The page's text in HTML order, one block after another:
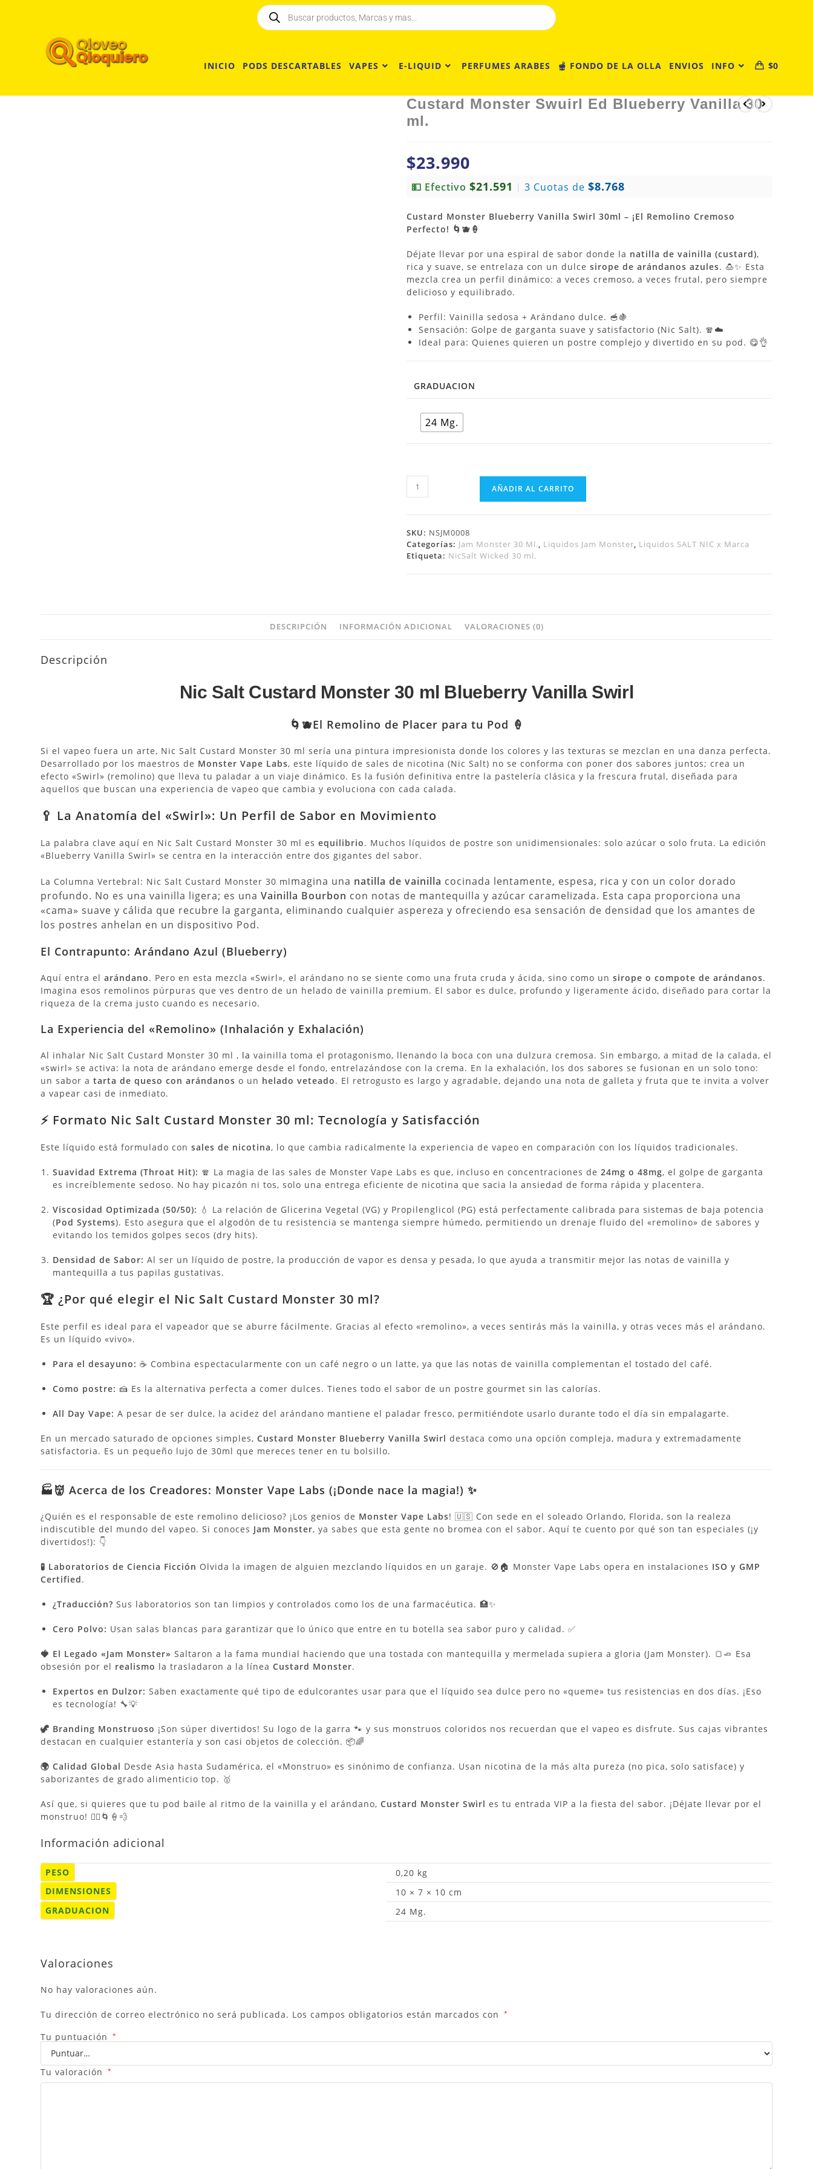
INICIO PODS DESCARTABLES VAPES E-LIQUID PERFUMES ARABES 🫕 FONDO DE LA OLLA ENVIOS INFO $0
Custard Monster Swuirl Ed Blueberry Vanilla 30
ml.
$23.990
💵 Efectivo $21.591 | 3 Cuotas de $8.768
Custard Monster Blueberry Vanilla Swirl 30ml – ¡El Remolino Cremoso
Perfecto! 🌀🫐🍦
Déjate llevar por una espiral de sabor donde la natilla de vainilla (custard),
rica y suave, se entrelaza con un dulce sirope de arándanos azules. 🍮✨ Esta
mezcla crea un perfil dinámico: a veces cremoso, a veces frutal, pero siempre
delicioso y equilibrado.
Perfil: Vainilla sedosa + Arándano dulce. 🥣🍇
Sensación: Golpe de garganta suave y satisfactorio (Nic Salt). 🧣☁️
Ideal para: Quienes quieren un postre complejo y divertido en su pod. 😋👌
GRADUACION
24 Mg.
AÑADIR AL CARRITO
SKU: NSJM0008
Categorías: Jam Monster 30 Ml., Liquidos Jam Monster, Liquidos SALT NIC x Marca
Etiqueta: NicSalt Wicked 30 ml.
DESCRIPCIÓN INFORMACIÓN ADICIONAL VALORACIONES (0)
Descripción
Nic Salt Custard Monster 30 ml Blueberry Vanilla Swirl
🌀🫐El Remolino de Placer para tu Pod 🍦
Si el vapeo fuera un arte, Nic Salt Custard Monster 30 ml sería una pintura impresionista donde los colores y las texturas se mezclan en una danza perfecta.
Desarrollado por los maestros de Monster Vape Labs, este líquido de sales de nicotina (Nic Salt) no se conforma con poner dos sabores juntos; crea un
efecto «Swirl» (remolino) que lleva tu paladar a un viaje dinámico. Es la fusión definitiva entre la pastelería clásica y la frescura frutal, diseñada para
aquellos que buscan una experiencia de vapeo que cambia y evoluciona con cada calada.
🥄 LaAnatomía del «Swirl»: Un Perfil de Sabor en Movimiento
La palabra clave aquí en Nic Salt Custard Monster 30 ml esequilibrio. Muchos líquidos de postre son unidimensionales: solo azúcar o solo fruta. La edición
«Blueberry Vanilla Swirl» se centra en la interacción entre dos gigantes del sabor.
La Columna Vertebral: Nic Salt Custard Monster 30 mlmagina una natilla de vainilla cocinada lentamente, espesa, rica y con un color dorado
profundo. No es una vainilla ligera; es unaVainilla Bourbon con notas de mantequilla y azúcar caramelizada. Esta capa proporciona una
«cama» suave y cálida que recubre la garganta, eliminando cualquier aspereza y ofreciendo esa sensación de densidad que los amantes de
los postres anhelan en un dispositivo Pod.
El Contrapunto: Arándano Azul (Blueberry)
Aquí entra elarándano. Pero en esta mezcla «Swirl», el arándano no se siente como una fruta cruda y ácida, sino como unsirope o compote de arándanos.
Imagina esos remolinos púrpuras que ves dentro de un helado de vainilla premium. El sabor es dulce, profundo y ligeramente ácido, diseñado para cortar la
riqueza de la crema justo cuando es necesario.
La Experiencia del «Remolino» (Inhalación y Exhalación)
Al inhalar Nic Salt Custard Monster 30 ml , la vainilla toma el protagonismo, llenando la boca con una dulzura cremosa. Sin embargo, a mitad de la calada, el
«swirl» se activa: la nota de arándano emerge desde el fondo, entrelazándose con la crema. En la exhalación, los dos sabores se fusionan en un solo tono:
un sabor atarta de queso con arándanos o un helado veteado. El retrogusto es largo y agradable, dejando una nota de galleta y fruta que te invita a volver
a vapear casi de inmediato.
⚡ Formato Nic Salt Custard Monster 30 ml: Tecnología y Satisfacción
Este líquido está formulado consales de nicotina, lo que cambia radicalmente la experiencia de vapeo en comparación con los líquidos tradicionales.
Suavidad Extrema (Throat Hit): 🧣 La magia de las sales de Monster Vape Labs es que, incluso en concentraciones de24mg o 48mg, el golpe de garganta
es increíblemente sedoso. No hay picazón ni tos, solo una entrega eficiente de nicotina que sacia la ansiedad de forma rápida y placentera.
Viscosidad Optimizada (50/50): 💧 La relación de Glicerina Vegetal (VG) y Propilenglicol (PG) está perfectamente calibrada para sistemas de baja potencia
(Pod Systems). Esto asegura que el algodón de tu resistencia se mantenga siempre húmedo, permitiendo un drenaje fluido del «remolino» de sabores y
evitando los temidos golpes secos (dry hits).
Densidad de Sabor: Al ser un líquido de postre, la producción de vapor es densa y pesada, lo que ayuda a transmitir mejor las notas de vainilla y
mantequilla a tus papilas gustativas.
🏆 ¿Por qué elegir el Nic Salt Custard Monster 30 ml?
Este perfil es ideal para el vapeador que se aburre fácilmente. Gracias al efecto «remolino», a veces sentirás más la vainilla, y otras veces más el arándano.
Es un líquido «vivo».
Para el desayuno: ☕ Combina espectacularmente con un café negro o un latte, ya que las notas de vainilla complementan el tostado del café.
Como postre: 🍰 Es la alternativa perfecta a comer dulces. Tienes todo el sabor de un postre gourmet sin las calorías.
All Day Vape: A pesar de ser dulce, la acidez del arándano mantiene el paladar fresco, permitiéndote usarlo durante todo el día sin empalagarte.
En un mercado saturado de opciones simples,Custard Monster Blueberry Vanilla Swirl destaca como una opción compleja, madura y extremadamente
satisfactoria. Es un pequeño lujo de 30ml que mereces tener en tu bolsillo.
🏭👹 Acerca de los Creadores: Monster Vape Labs (¡Donde nace la magia!) ✨
¿Quién es el responsable de este remolino delicioso? ¡Los genios de Monster Vape Labs! 🇺🇸 Con sede en el soleado Orlando, Florida, son la realeza
indiscutible del mundo del vapeo. Si conoces Jam Monster, ya sabes que esta gente no bromea con el sabor. Aquí te cuento por qué son tan especiales (¡y
divertidos!): 👇
🧪 Laboratorios de Ciencia Ficción Olvida la imagen de alguien mezclando líquidos en un garaje. 🚫🏠 Monster Vape Labs opera en instalaciones ISO y GMP
Certified.
¿Traducción? Sus laboratorios son tan limpios y controlados como los de una farmacéutica. 🏥✨
Cero Polvo: Usan salas blancas para garantizar que lo único que entre en tu botella sea sabor puro y calidad. ✅
🍓 El Legado «Jam Monster» Saltaron a la fama mundial haciendo que una tostada con mantequilla y mermelada supiera a gloria (Jam Monster). 🍞🧈 Esa
obsesión por el realismo la trasladaron a la líneaCustard Monster.
Expertos en Dulzor: Saben exactamente qué tipo de edulcorantes usar para que el líquido sea dulce pero no «queme» tus resistencias en dos días. ¡Eso
es tecnología! 🔧💡
🦖 Branding Monstruoso ¡Son súper divertidos! Su logo de la garra 🐾 y sus monstruos coloridos nos recuerdan que el vapeo es disfrute. Sus cajas vibrantes
destacan en cualquier estantería y son casi objetos de colección. 📦🌈
🌍 Calidad Global Desde Asia hasta Sudamérica, el «Monstruo» es sinónimo de confianza. Usan nicotina de la más alta pureza (no pica, solo satisface) y
saborizantes de grado alimenticio top. 🥇
Así que, si quieres que tu pod baile al ritmo de la vainilla y el arándano,Custard Monster Swirl es tu entrada VIP a la fiesta del sabor. ¡Déjate llevar por el
monstruo! 🧟‍♂️🌀🍦💨
Información adicional
PESO
0,20 kg
DIMENSIONES
10 × 7 × 10 cm
GRADUACION
24 Mg.
Valoraciones
No hay valoraciones aún.
Tu dirección de correo electrónico no será publicada. Los campos obligatorios están marcados con *
Tu puntuación *
Tu valoración *